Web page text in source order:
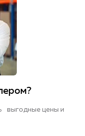
выгодные цены и